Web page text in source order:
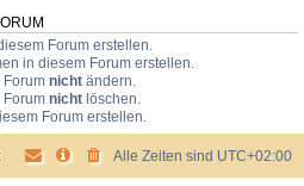
Forum erstellen.
in diesem Forum erstellen.
Forum nicht ändern.
Forum nicht löschen.
Forum erstellen.
Alle Zeiten sind UTC+02:00